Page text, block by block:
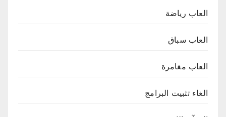
العاب رياضة
العاب سباق
العاب مغامرة
الغاء تثبيت البرامج